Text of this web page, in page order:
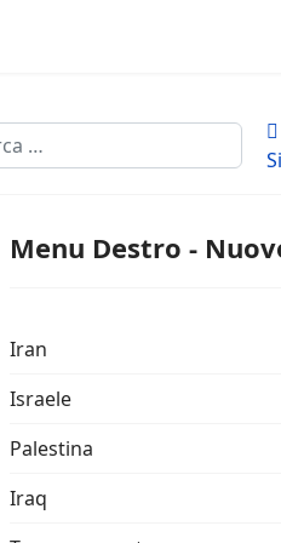
Menu Destro -
Iran
Israele
Palestina
Iraq